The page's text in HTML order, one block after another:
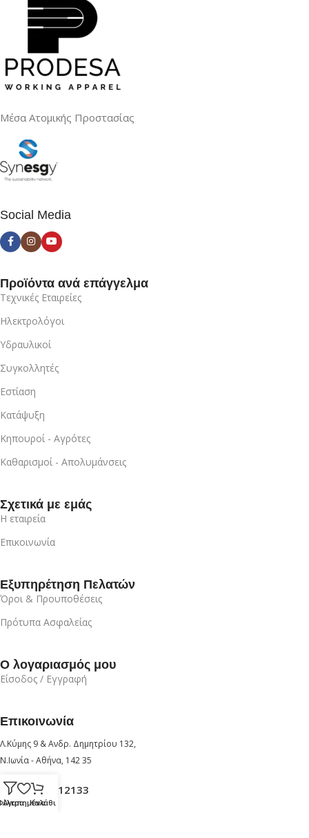
Μέσα Ατομικής Προστασίας
Social Media
Προϊόντα ανά επάγγελμα
Τεχνικές Εταιρείες
Ηλεκτρολόγοι
Υδραυλικοί
Συγκολλητές
Εστίαση
Κατάψυξη
Κηπουροί - Αγρότες
Καθαρισμοί - Απολυμάνσεις
Σχετικά με εμάς
Η εταιρεία
Επικοινωνία
Εξυπηρέτηση Πελατών
Όροι & Προυποθέσεις
Πρότυπα Ασφαλείας
Ο λογαριασμός μου
Είσοδος / Εγγραφή
Επικοινωνία
Λ.Κύμης 9 & Ανδρ. Δημητρίου 132,
Ν.Ιωνία - Αθήνα, 142 35
+30 210 6912133
Αγαπημένα
Καλάθι